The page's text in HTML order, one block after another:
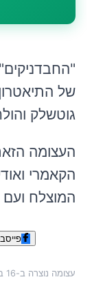
של
גוטשלק
העצומה
הקאמרי
המוצלח ועם
עצומה נוצרה ב-16 באפריל 2026